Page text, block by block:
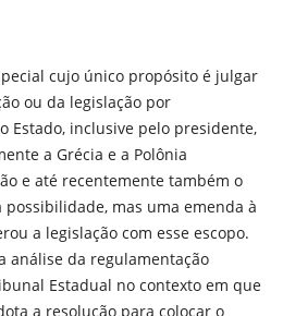
cujo único propósito é julgar
ou da legislação por
Estado, inclusive pelo presidente,
a Grécia e a Polônia
e até recentemente também o
mas uma emenda à
a legislação com esse escopo.
análise da regulamentação
Estadual no contexto em que
a resolução para colocar o